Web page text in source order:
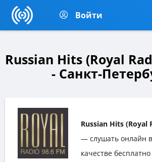
Войти
Russian Hits (Royal
- Санкт-
Russian Hits (Royal
— слушать онлайн
качестве